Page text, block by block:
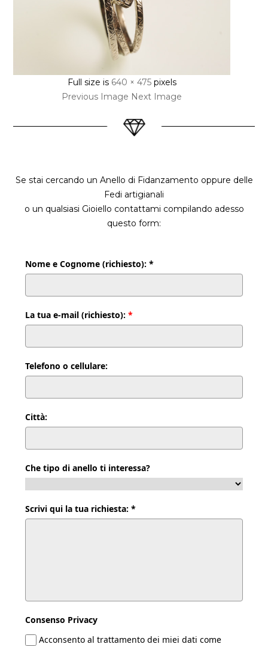
Full size is 640 × 475pixels
Previous Image Next Image
Se stai cercando un Anello di Fidanzamento oppure delle
Fedi artigianali
o un qualsiasi Gioiello contattami compilando adesso
questo form:
Nome e Cognome (richiesto): *
La tua e-mail (richiesto):*
Telefono o cellulare:
Città:
Che tipo di anello ti interessa?
Scrivi qui la tua richiesta: *
Consenso Privacy
Acconsento al trattamento dei miei dati come